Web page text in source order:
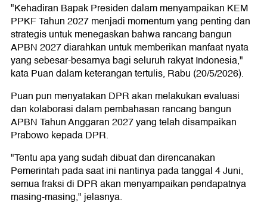
"Kehadiran Bapak Presiden dalam menyampaikan KEM
PPKF Tahun 2027 menjadi momentum yang penting dan
strategis untuk menegaskan bahwa rancang bangun
APBN 2027 diarahkan untuk memberikan manfaat nyata
yang sebesar-besarnya bagi seluruh rakyat Indonesia,"
kata Puan dalam keterangan tertulis, Rabu (20/5/2026).
Puan pun menyatakan DPR akan melakukan evaluasi
dan kolaborasi dalam pembahasan rancang bangun
APBN Tahun Anggaran 2027 yang telah disampaikan
Prabowo kepada DPR.
"Tentu apa yang sudah dibuat dan direncanakan
Pemerintah pada saat ini nantinya pada tanggal 4 Juni,
semua fraksi di DPR akan menyampaikan pendapatnya
masing-masing," jelasnya.